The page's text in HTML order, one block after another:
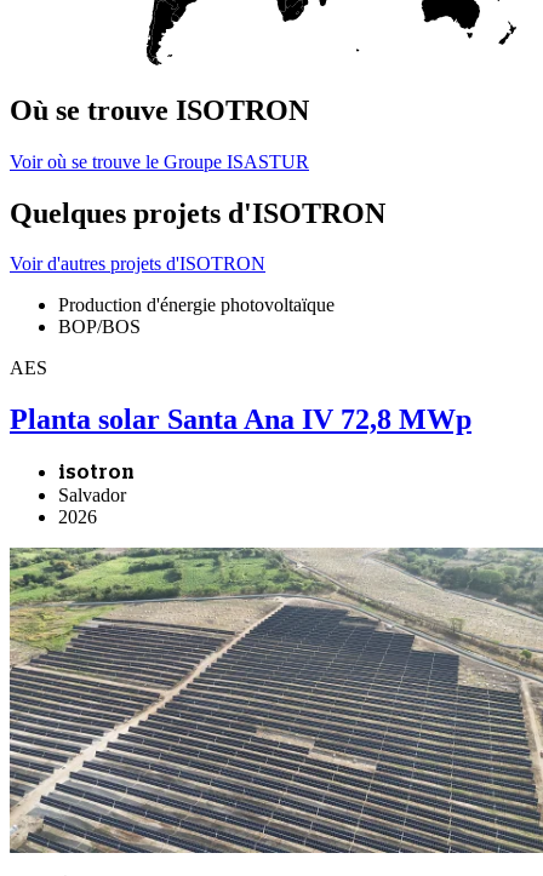
Où se trouve ISOTRON
Voir où se trouve le Groupe ISASTUR
Quelques projets d'ISOTRON
Voir d'autres projets d'ISOTRON
Production d'énergie photovoltaïque
BOP/BOS
AES
Planta solar Santa Ana IV 72,8 MWp
isotron
Salvador
2026